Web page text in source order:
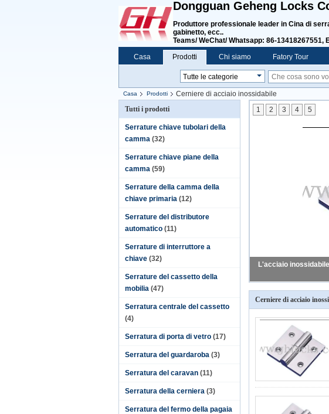
Dongguan Geheng Locks
Produttore professionale leader in Cina di
gabinetto, ecc..
Teams/ WeChat/ Whatsapp: 86-13418267551,
Casa Prodotti Chi siamo Fatory Tour
Casa Prodotti
Cerniere di acciaio inossidabile
Tutti i prodotti
Serrature chiave tubolari della
camma (32)
Serrature chiave piane della
camma (59)
Serrature della camma della
chiave primaria (12)
Serrature del distributore
automatico (11)
Serrature di interruttore a
chiave (32)
Serrature del cassetto della
mobilia (47)
Serratura centrale del cassetto
(4)
Serratura di porta di vetro (17)
Serratura del guardaroba (3)
Serratura del caravan (11)
Serratura della cerniera (3)
Serratura del fermo della pagaia
L'acciaio
1 2 3 4 5
Cerniere di acciaio